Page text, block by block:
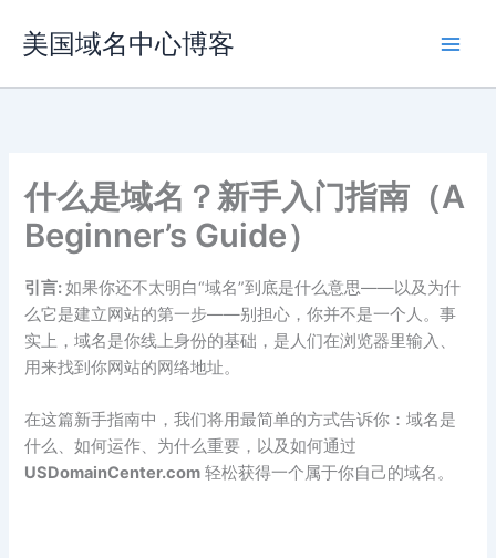
容
美国域名中心博客
什么是域名？新手入门指南（A
Beginner’s Guide）
引言:如果你还不太明白“域名”到底是什么意思——以及为什
么它是建立网站的第一步——别担心，你并不是一个人。事
实上，域名是你线上身份的基础，是人们在浏览器里输入、
用来找到你网站的网络地址。
在这篇新手指南中，我们将用最简单的方式告诉你：域名是
什么、如何运作、为什么重要，以及如何通过
USDomainCenter.com 轻松获得一个属于你自己的域名。